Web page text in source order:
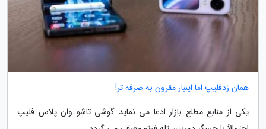
همان زدفلیپ اما اینبار مقرون به صرفه تر!
یکی از منابع مطلع بازار ادعا می نماید گوشی تاشو وان پلاس فلیپ